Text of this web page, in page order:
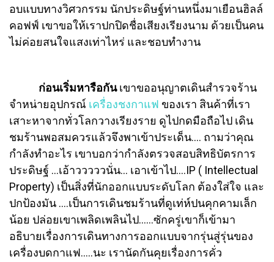
อบแบบทางวิศวกรรม นักประดิษฐ์ท่านหนึ่งมาเยือนฮิลล์
คอฟฟ์ เขาขอให้เราปกปิดชื่อเสียงเรียงนาม ด้วยเป็นคน
ไม่ค่อยสนใจแสงเท่าไหร่ และชอบทำงาน
ก่อนเริ่มหารือกันเขาขออนุญาตเดินสำรวจร้าน
จำหน่ายอุปกรณ์ เครื่องชงกาแฟ ของเรา สินค้าที่เรา
เสาะหาจากทั่วโลกวางเรียงราย ดูไปกดมือถือไป เดิน
ชมร้านพอสมควรแล้วจึงพาเข้าประเด็น…. ถามว่าคุณ
กำลังทำอะไร เขาบอกว่ากำลังตรวจสอบสิทธิบัตรการ
ประดิษฐ์ …เอ้าวววววนั่น… เอาเข้าไป….IP ( Intellectual
Property) เป็นสิ่งที่นักออกแบบระดับโลก ต้องใส่ใจ และ
ปกป้องมัน ….เป็นการเดินชมร้านที่ดูเท่ห์ปนคุกคามเล็ก
น้อย ปล่อยเขาเพลิดเพลินไป…...ซักครู่เขาก็เข้ามา
อธิบายเรื่องการเดินทางการออกแบบจากรุ่นสู่รุ่นของ
เครื่องบดกาแฟ…..นะ เรานัดกันคุยเรื่องการคั่ว